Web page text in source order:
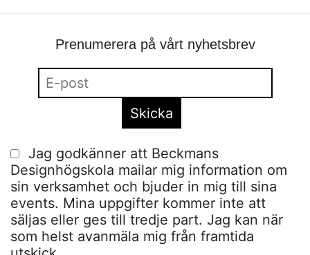
Prenumerera på vårt nyhetsbrev
Jag godkänner att Beckmans
Designhögskola mailar mig information om
sin verksamhet och bjuder in mig till sina
events. Mina uppgifter kommer inte att
säljas eller ges till tredje part. Jag kan när
som helst avanmäla mig från framtida